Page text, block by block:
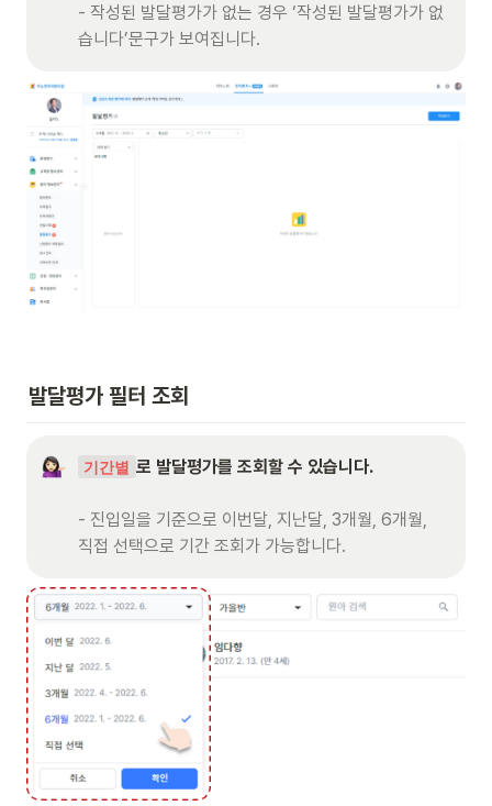
- 작성된 발달평가가 없는 경우 ‘작성된 발달평가가 없
습니다’문구가 보여집니다.
발달평가 필터 조회
기간별 로 발달평가를 조회할 수 있습니다.
- 진입일을 기준으로 이번달, 지난달, 3개월, 6개월,
직접 선택으로 기간 조회가 가능합니다.